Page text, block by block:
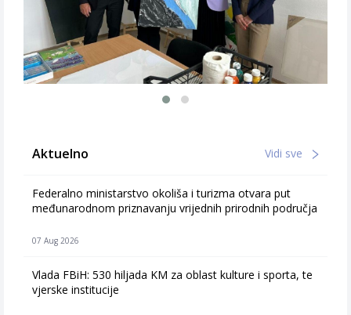
Aktuelno Vidi sve
Federalno ministarstvo okoliša i turizma otvara put
međunarodnom priznavanju vrijednih prirodnih područja
07 Aug 2026
Vlada FBiH: 530 hiljada KM za oblast kulture i sporta, te
vjerske institucije